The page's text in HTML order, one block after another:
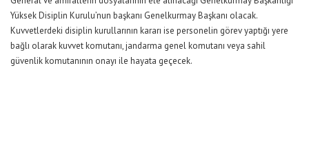
Yüksek Disiplin Kurulu’nun başkanı Genelkurmay Başkanı olacak.
Kuvvetlerdeki disiplin kurullarının kararı ise personelin görev yaptığı yere
bağlı olarak kuvvet komutanı, jandarma genel komutanı veya sahil
güvenlik komutanının onayı ile hayata geçecek.